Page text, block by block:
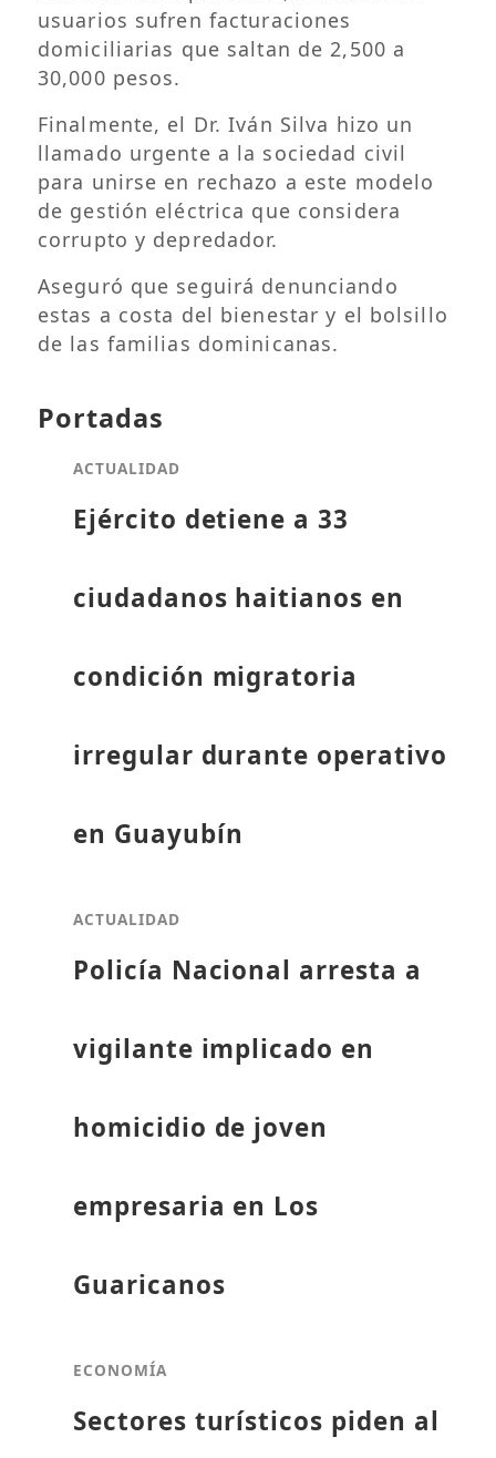
usuarios sufren facturaciones
domiciliarias que saltan de 2,500 a
30,000 pesos.
​Finalmente, el Dr. Iván Silva hizo un
llamado urgente a la sociedad civil
para unirse en rechazo a este modelo
de gestión eléctrica que considera
corrupto y depredador.
Aseguró que seguirá denunciando
estas a costa del bienestar y el bolsillo
de las familias dominicanas.
Portadas
ACTUALIDAD
Ejército detiene a 33
ciudadanos haitianos en
condición migratoria
irregular durante operativo
en Guayubín
ACTUALIDAD
Policía Nacional arresta a
vigilante implicado en
homicidio de joven
empresaria en Los
Guaricanos
ECONOMÍA
Sectores turísticos piden al